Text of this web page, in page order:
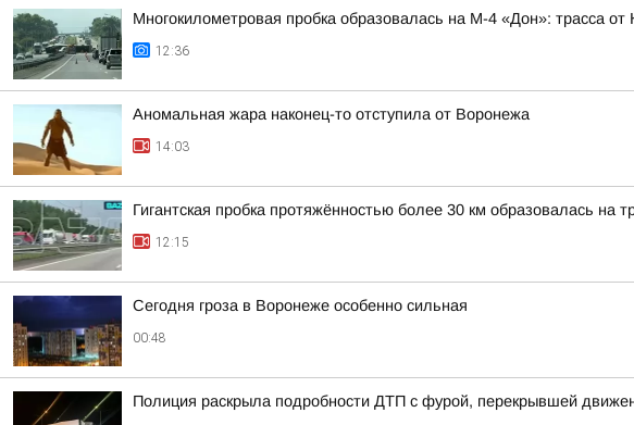
Многокилометровая пробка образовалась на М-4 «Дон»: трасса
12:36
Аномальная жара наконец-то отступила от Воронежа
14:03
Гигантская пробка протяжённостью более 30 км образовалась
12:15
Сегодня гроза в Воронеже особенно сильная
00:48
Полиция раскрыла подробности ДТП с фурой, перекрывшей